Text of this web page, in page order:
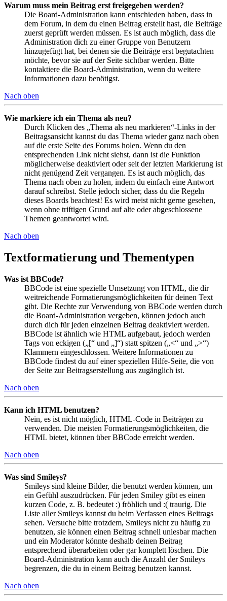
Warum muss mein Beitrag erst freigegeben werden?
Die Board-Administration kann entschieden haben, dass in
dem Forum, in dem du einen Beitrag erstellt hast, die Beiträge
zuerst geprüft werden müssen. Es ist auch möglich, dass die
Administration dich zu einer Gruppe von Benutzern
hinzugefügt hat, bei denen sie die Beiträge erst begutachten
möchte, bevor sie auf der Seite sichtbar werden. Bitte
kontaktiere die Board-Administration, wenn du weitere
Informationen dazu benötigst.
Nach oben
Wie markiere ich ein Thema als neu?
Durch Klicken des „Thema als neu markieren“-Links in der
Beitragsansicht kannst du das Thema wieder ganz nach oben
auf die erste Seite des Forums holen. Wenn du den
entsprechenden Link nicht siehst, dann ist die Funktion
möglicherweise deaktiviert oder seit der letzten Markierung ist
nicht genügend Zeit vergangen. Es ist auch möglich, das
Thema nach oben zu holen, indem du einfach eine Antwort
darauf schreibst. Stelle jedoch sicher, dass du die Regeln
dieses Boards beachtest! Es wird meist nicht gerne gesehen,
wenn ohne triftigen Grund auf alte oder abgeschlossene
Themen geantwortet wird.
Nach oben
Textformatierung und Thementypen
Was ist BBCode?
BBCode ist eine spezielle Umsetzung von HTML, die dir
weitreichende Formatierungsmöglichkeiten für deinen Text
gibt. Die Rechte zur Verwendung von BBCode werden durch
die Board-Administration vergeben, können jedoch auch
durch dich für jeden einzelnen Beitrag deaktiviert werden.
BBCode ist ähnlich wie HTML aufgebaut, jedoch werden
Tags von eckigen („[“ und „]“) statt spitzen („<“ und „>“)
Klammern eingeschlossen. Weitere Informationen zu
BBCode findest du auf einer speziellen Hilfe-Seite, die von
der Seite zur Beitragserstellung aus zugänglich ist.
Nach oben
Kann ich HTML benutzen?
Nein, es ist nicht möglich, HTML-Code in Beiträgen zu
verwenden. Die meisten Formatierungsmöglichkeiten, die
HTML bietet, können über BBCode erreicht werden.
Nach oben
Was sind Smileys?
Smileys sind kleine Bilder, die benutzt werden können, um
ein Gefühl auszudrücken. Für jeden Smiley gibt es einen
kurzen Code, z. B. bedeutet :) fröhlich und :( traurig. Die
Liste aller Smileys kannst du beim Verfassen eines Beitrags
sehen. Versuche bitte trotzdem, Smileys nicht zu häufig zu
benutzen, sie können einen Beitrag schnell unlesbar machen
und ein Moderator könnte deshalb deinen Beitrag
entsprechend überarbeiten oder gar komplett löschen. Die
Board-Administration kann auch die Anzahl der Smileys
begrenzen, die du in einem Beitrag benutzen kannst.
Nach oben